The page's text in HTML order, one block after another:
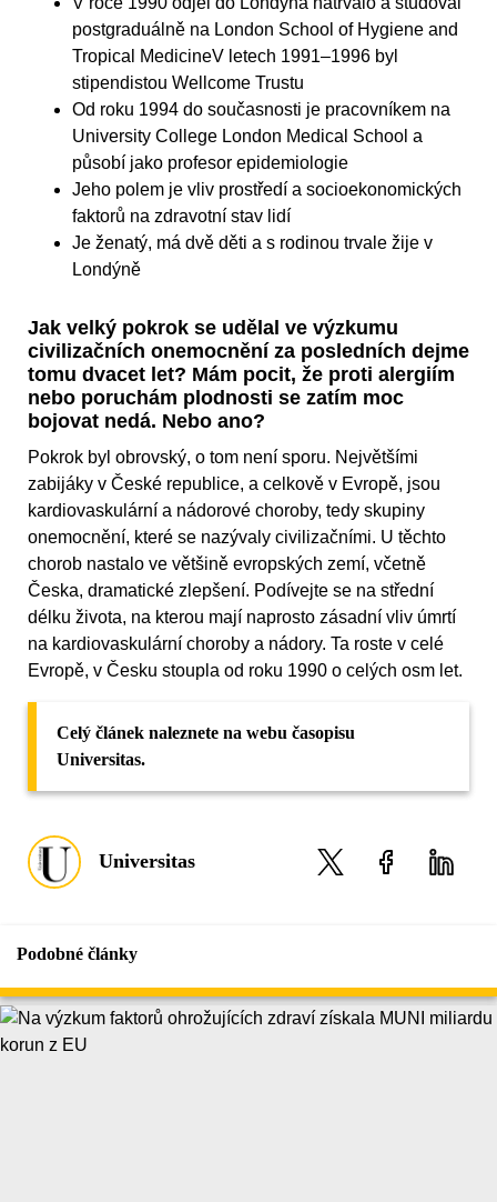
postgraduálně na London School of Hygiene and
Tropical MedicineV letech 1991–1996 byl
stipendistou Wellcome Trustu
Od roku 1994 do současnosti je pracovníkem na
University College London Medical School a
působí jako profesor epidemiologie
Jeho polem je vliv prostředí a socioekonomických
faktorů na zdravotní stav lidí
Je ženatý, má dvě děti a s rodinou trvale žije v
Londýně
Jak velký pokrok se udělal ve výzkumu
civilizačních onemocnění za posledních dejme
tomu dvacet let? Mám pocit, že proti alergiím
nebo poruchám plodnosti se zatím moc
bojovat nedá. Nebo ano?
Pokrok byl obrovský, o tom není sporu. Největšími
zabijáky v České republice, a celkově v Evropě, jsou
kardiovaskulární a nádorové choroby, tedy skupiny
onemocnění, které se nazývaly civilizačními. U těchto
chorob nastalo ve většině evropských zemí, včetně
Česka, dramatické zlepšení. Podívejte se na střední
délku života, na kterou mají naprosto zásadní vliv úmrtí
na kardiovaskulární choroby a nádory. Ta roste v celé
Evropě, v Česku stoupla od roku 1990 o celých osm let.
Celý článek naleznete na webu časopisu
Universitas.
Universitas
Podobné články